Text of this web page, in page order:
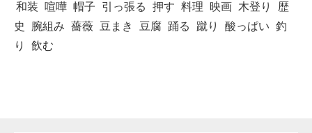
和装
喧嘩 帽子 引っ張る 押す 料理 映画 木登り
歴
史
腕組み 薔薇 豆まき 豆腐 踊る 蹴り 酸っぱい 釣
り
飲む